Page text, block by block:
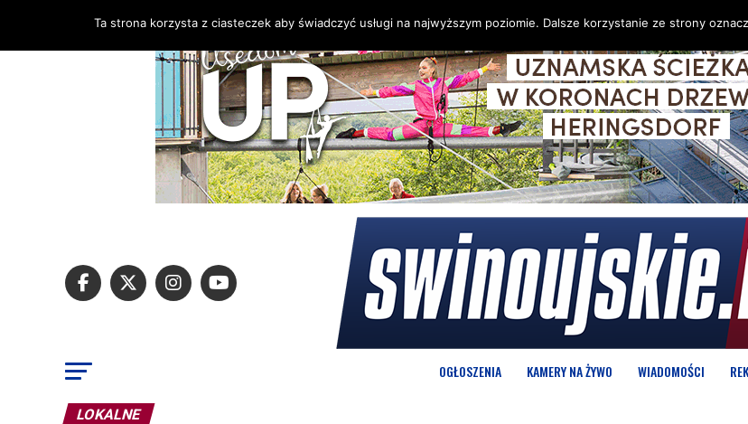
OGŁOSZENIA KAMERY NA ŻYWO WIADOMOŚCI
LOKALNE
Ta strona korzysta z ciasteczek aby świadczyć usługi na najwyższym poziomie. Dalsze korzystanie ze strony